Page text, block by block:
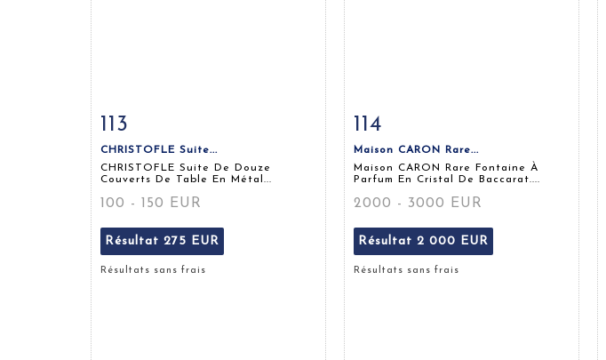
Fiche détaillée
113
CHRISTOFLE Suite...
CHRISTOFLE Suite De Douze
Couverts De Table En Métal...
100 - 150 EUR
Résultat 275 EUR
Résultats sans frais
Fiche détaillée
114
Maison CARON Rare...
Maison CARON Rare Fontaine À
Parfum En Cristal De Baccarat....
2000 - 3000 EUR
Résultat 2 000 EUR
Résultats sans frais